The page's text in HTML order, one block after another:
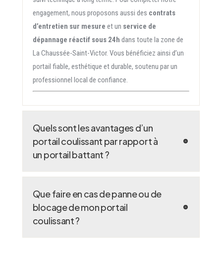
engagement, nous proposons aussi des contrats
d’entretien sur mesure et un service de
dépannage réactif sous 24h dans toute la zone de
La Chaussée-Saint-Victor. Vous bénéficiez ainsi d’un
portail fiable, esthétique et durable, soutenu par un
professionnel local de confiance.
Quels sont les avantages d’un
portail coulissant par rapport à
un portail battant ?
Que faire en cas de panne ou de
blocage de mon portail
coulissant ?